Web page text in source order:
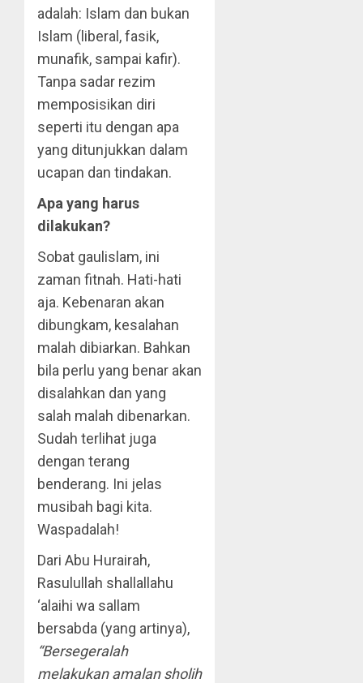
adalah: Islam dan bukan
Islam (liberal, fasik,
munafik, sampai kafir).
Tanpa sadar rezim
memposisikan diri
seperti itu dengan apa
yang ditunjukkan dalam
ucapan dan tindakan.
Apa yang harus
dilakukan?
Sobat gaulislam, ini
zaman fitnah. Hati-hati
aja. Kebenaran akan
dibungkam, kesalahan
malah dibiarkan. Bahkan
bila perlu yang benar akan
disalahkan dan yang
salah malah dibenarkan.
Sudah terlihat juga
dengan terang
benderang. Ini jelas
musibah bagi kita.
Waspadalah!
Dari Abu Hurairah,
Rasulullah shallallahu
‘alaihi wa sallam
bersabda (yang artinya),
“Bersegeralah
melakukan amalan sholih